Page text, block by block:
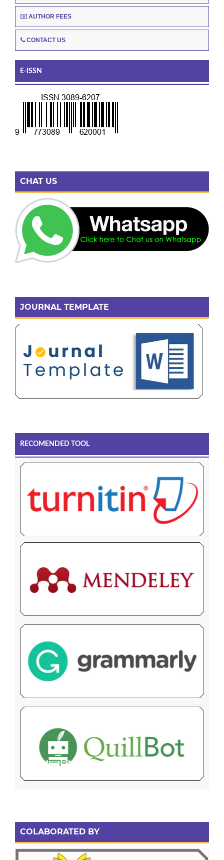
AUTHOR FEES
CONTACT US
E-ISSN
CHAT US
JOURNAL TEMPLATE
RECOMENDED TOOL
COLABORATED BY